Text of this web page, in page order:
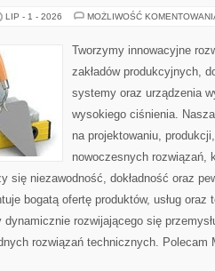
LIP - 1 - 2026 MOŻLIWOŚĆ
Tworzymy innowacyjne
zakładów produkcyjnych,
systemy oraz urządzenia
wysokiego ciśnienia.
na projektowaniu,
nowoczesnych rozwiązań,
się niezawodność, dokładność oraz
bogatą ofertę produktów, usług oraz
dynamicznie rozwijającego się
rozwiązań technicznych. Polecam